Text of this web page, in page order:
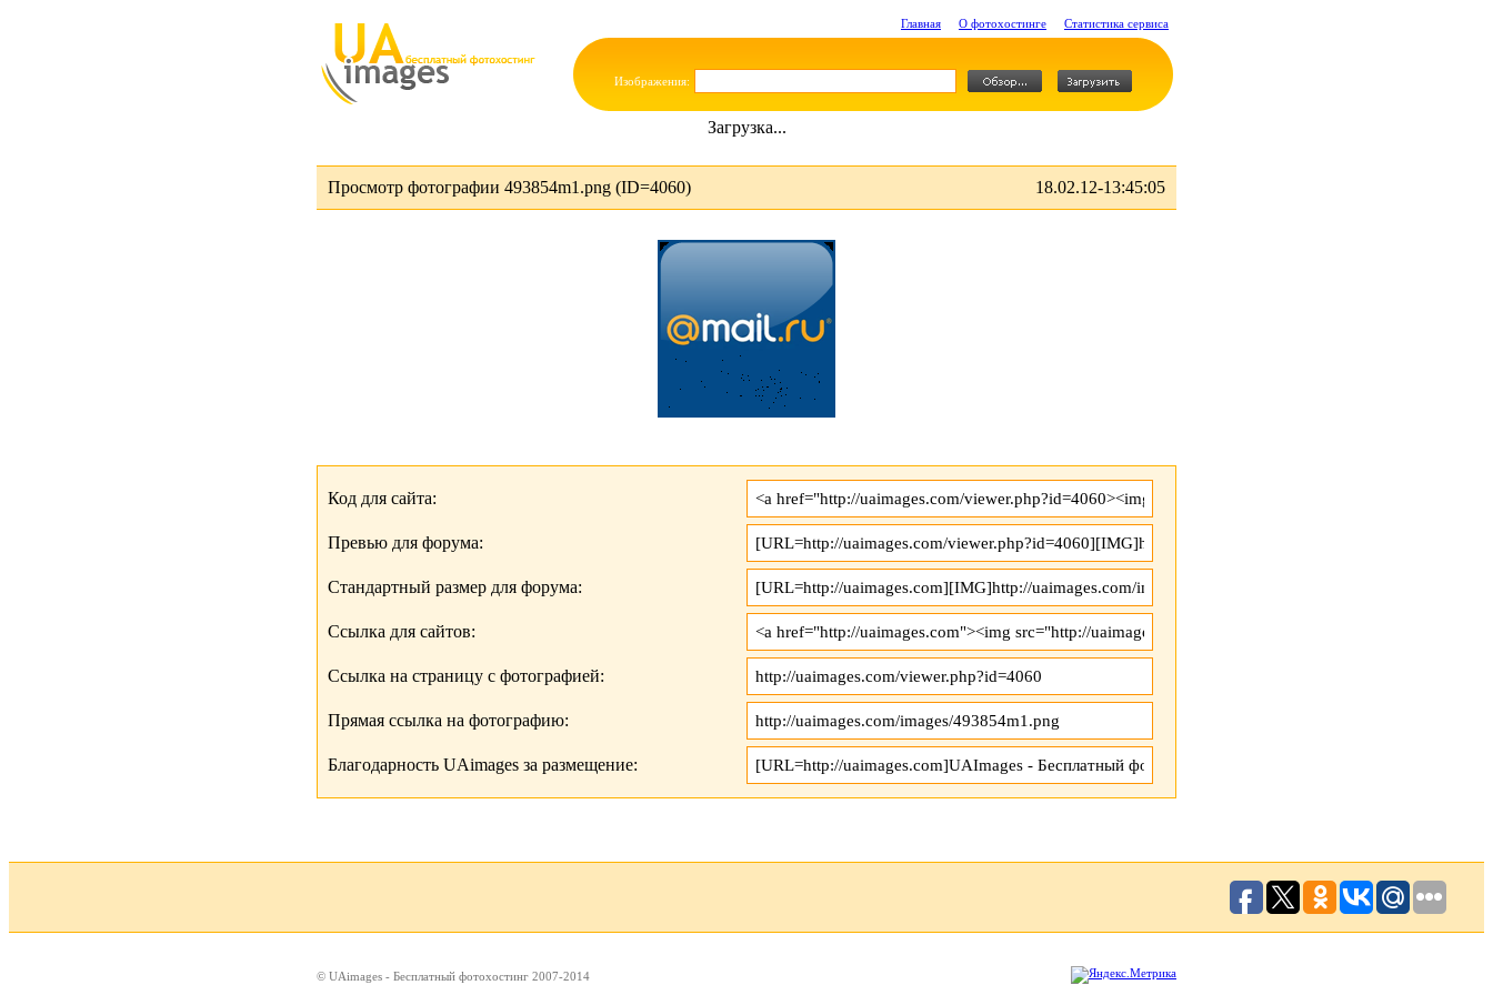
Главная О фотохостинге Статистика сервиса
Изображения:
Загрузка...
Просмотр фотографии 493854m1.png (ID=4060) 18.02.12-13:45:05
Код для сайта:
Превью для форума:
Стандартный размер для форума:
Ссылка для сайтов:
Ссылка на страницу с фотографией:
Прямая ссылка на фотографию:
Благодарность UAimages за размещение:
© UAimages - Бесплатный фотохостинг 2007-2014